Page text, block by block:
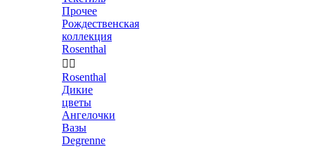
Прочее
Рождественская
коллекция
Rosenthal
 
Rosenthal
Дикие
цветы
Ангелочки
Вазы
Degrenne